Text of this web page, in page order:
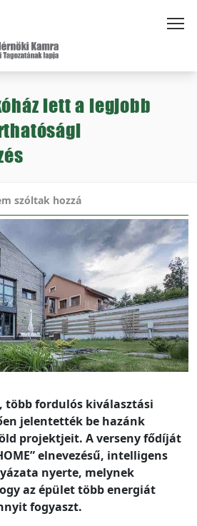
lett a legjobb
szóltak hozzá
több fordulós kiválasztási
jelentették be hazánk
projektjeit. A verseny fődíját
elnevezésű, intelligens
nyerte, melynek
az épület több energiát
fogyaszt.